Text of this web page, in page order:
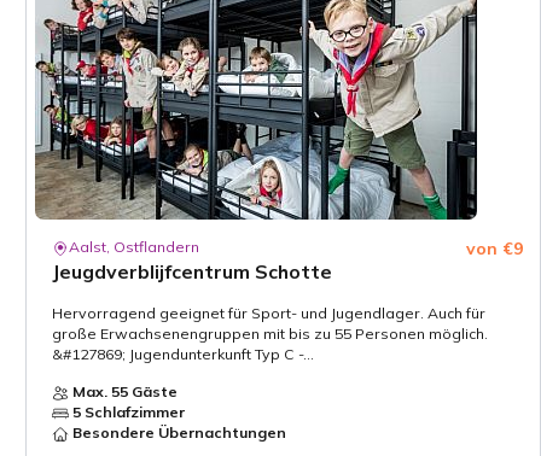
Aalst, Ostflandern
Jeugdverblijfcentrum Schotte
von €9
Hervorragend geeignet für Sport- und Jugendlager. Auch für
große Erwachsenengruppen mit bis zu 55 Personen möglich.
&#127869; Jugendunterkunft Typ C -...
Max. 55 Gäste
5 Schlafzimmer
Besondere Übernachtungen